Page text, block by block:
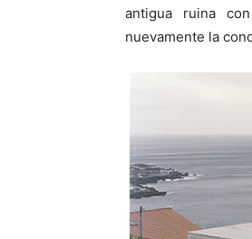
antigua ruina
nuevamente la